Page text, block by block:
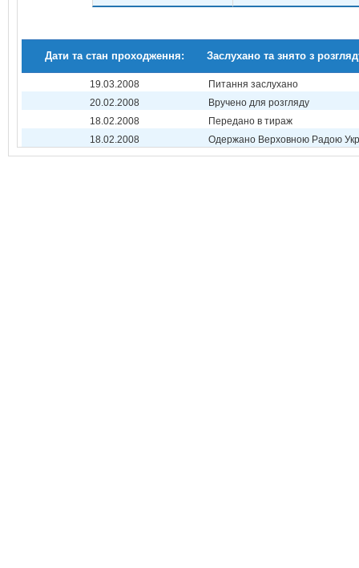
Дати та стан проходження: Заслухано та знято з
19.03.2008
Питання заслухано
20.02.2008
Вручено для розгляду
18.02.2008
Передано в тираж
18.02.2008
Одержано Верховною Радою